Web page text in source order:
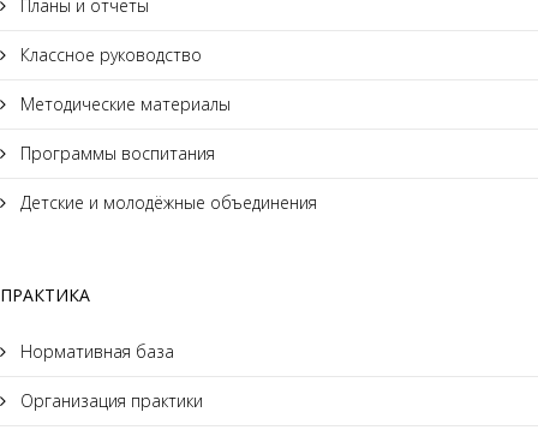
Планы и отчеты
Классное руководство
Методические материалы
Программы воспитания
Детские и молодёжные объединения
ПРАКТИКА
Нормативная база
Организация практики